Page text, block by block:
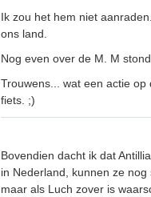
Ik zou het hem niet
ons land.
Nog even over de M. M
Trouwens... wat een actie
fiets. ;)
Bovendien dacht ik dat
in Nederland, kunnen ze
maar als Luch zover is